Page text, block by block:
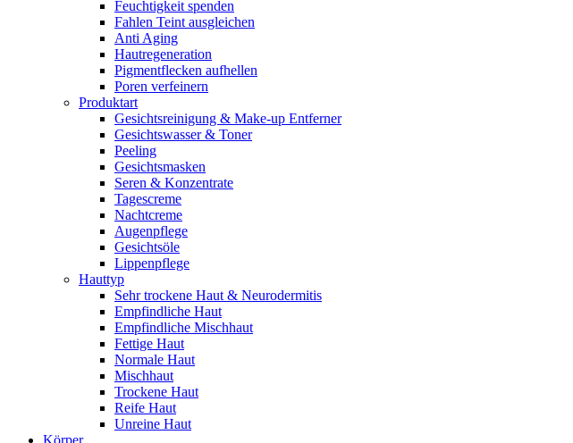
Feuchtigkeit spenden
Fahlen Teint ausgleichen
Anti Aging
Hautregeneration
Pigmentflecken aufhellen
Poren verfeinern
Produktart
Gesichtsreinigung & Make-up Entferner
Gesichtswasser & Toner
Peeling
Gesichtsmasken
Seren & Konzentrate
Tagescreme
Nachtcreme
Augenpflege
Gesichtsöle
Lippenpflege
Hauttyp
Sehr trockene Haut & Neurodermitis
Empfindliche Haut
Empfindliche Mischhaut
Fettige Haut
Normale Haut
Mischhaut
Trockene Haut
Reife Haut
Unreine Haut
Körper